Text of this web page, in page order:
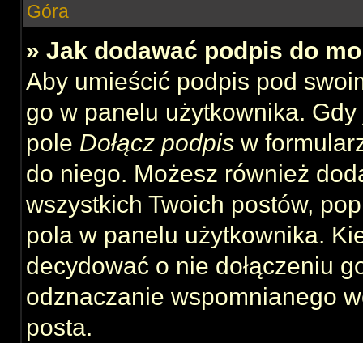
Góra
» Jak dodawać podpis do
Aby umieścić podpis pod
go w panelu użytkownika.
pole Dołącz podpis w
do niego. Możesz również
wszystkich Twoich postów,
pola w panelu użytkownika.
decydować o nie dołączeniu
odznaczanie wspomnianego
posta.